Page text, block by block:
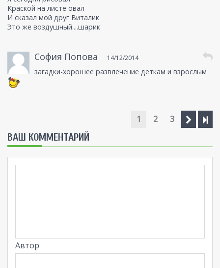
Краской на листе овал
И сказал мой друг Виталик
Это же воздушный....шарик
София Попова 14/12/2014
загадки-хорошее развлечение деткам и взрослым
1 2 3
ВАШ КОММЕНТАРИЙ
Автор